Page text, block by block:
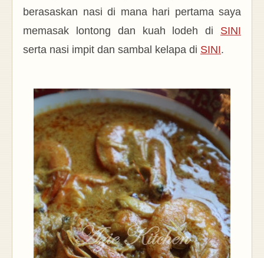
berasaskan nasi di mana hari pertama saya
memasak lontong dan kuah lodeh di SINI
serta nasi impit dan sambal kelapa di SINI.